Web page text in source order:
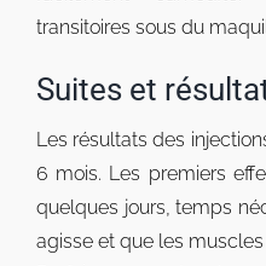
transitoires sous du
Suites et
Les résultats des
6 mois. Les premiers
quelques jours, temps
agisse et que les